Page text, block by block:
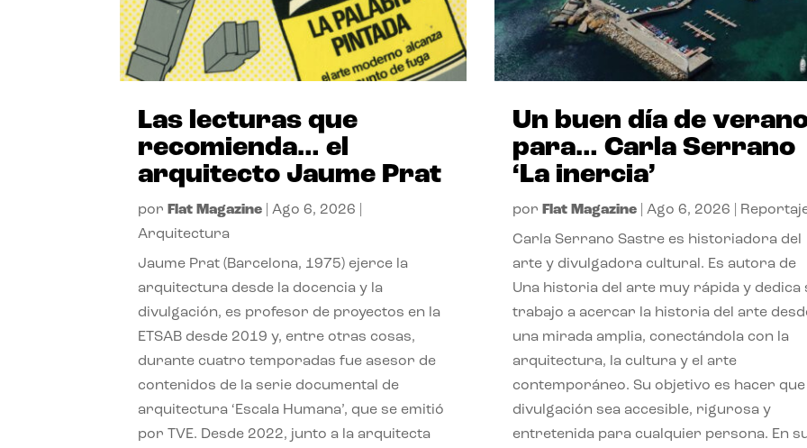
Las lecturas que
recomienda… el
arquitecto Jaume Prat
por Flat Magazine |Ago 6, 2026
Arquitectura
Jaume Prat (Barcelona, 1975) ejerce la
arquitectura desde la docencia y la
divulgación, es profesor de proyectos en la
ETSAB desde 2019 y, entre otras cosas,
durante cuatro temporadas fue asesor de
contenidos de la serie documental de
arquitectura ‘Escala Humana’, que se emitió
por TVE. Desde 2022, junto a la arquitecta
Un buen día de
para… Carla Serrano
‘La inercia’
por Flat Magazine| Ago 6, 2026
Carla Serrano Sastre es historiadora del
arte y divulgadora cultural. Es autora de
Una historia del arte muy rápida y dedica
trabajo a acercar la historia del arte
una mirada amplia, conectándola con la
arquitectura, la cultura y el arte
contemporáneo. Su objetivo es hacer que
divulgación sea accesible, rigurosa y
entretenida para cualquier persona. En